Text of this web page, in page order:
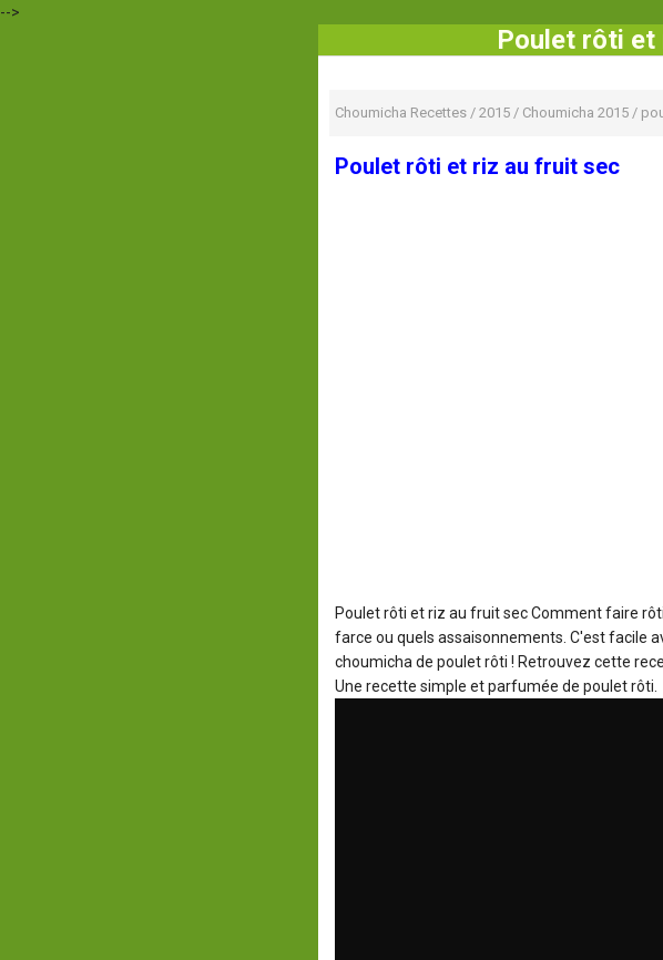
-->
Poulet rôti et
Choumicha Recettes / 2015 / Choumicha 2015 /
Poulet rôti et riz au fruit sec
Poulet rôti et riz au fruit secComment faire
farce ou quels assaisonnements. C'est facile
choumicha de poulet rôti ! Retrouvez cette
Une recette simple et parfumée de poulet rôti.